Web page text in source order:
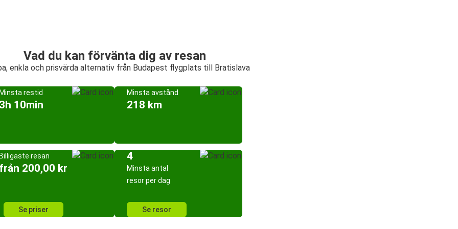
Vad du kan förvänta dig av resan
enkla och prisvärda alternativ från Budapest flygplats till Bratislava
Minsta restid
3h 10min
Minsta avstånd
218 km
Billigaste resan
från 200,00 kr
Se priser
4
Minsta antal
resor per dag
Se resor